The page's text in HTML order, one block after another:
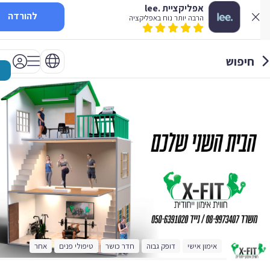
אפליקציית .lee
הרבה יותר נוח באפליקציה להורדה
חיפוש
אימון אישי דופק גבוה חדר כושר טיפולי פנים אחר